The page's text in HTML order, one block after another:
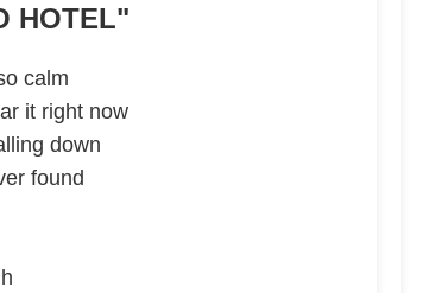
HOTEL"
calm
it right now
down
found